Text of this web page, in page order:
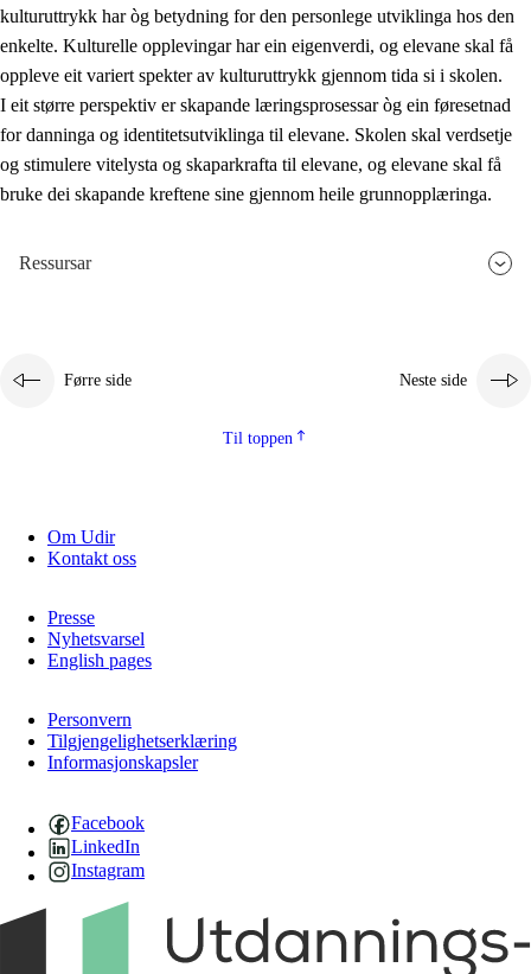
kulturuttrykk har òg betydning for den personlege utviklinga hos den
enkelte. Kulturelle opplevingar har ein eigenverdi, og elevane skal få
oppleve eit variert spekter av kulturuttrykk gjennom tida si i skolen.
I eit større perspektiv er skapande læringsprosessar òg ein føresetnad
for danninga og identitetsutviklinga til elevane. Skolen skal verdsetje
og stimulere vitelysta og skaparkrafta til elevane, og elevane skal få
bruke dei skapande kreftene sine gjennom heile grunnopplæringa.
Ressursar
Førre side Neste side
Til toppen
Om Udir
Kontakt oss
Presse
Nyhetsvarsel
English pages
Personvern
Tilgjengelighetserklæring
Informasjonskapsler
Facebook
LinkedIn
Instagram